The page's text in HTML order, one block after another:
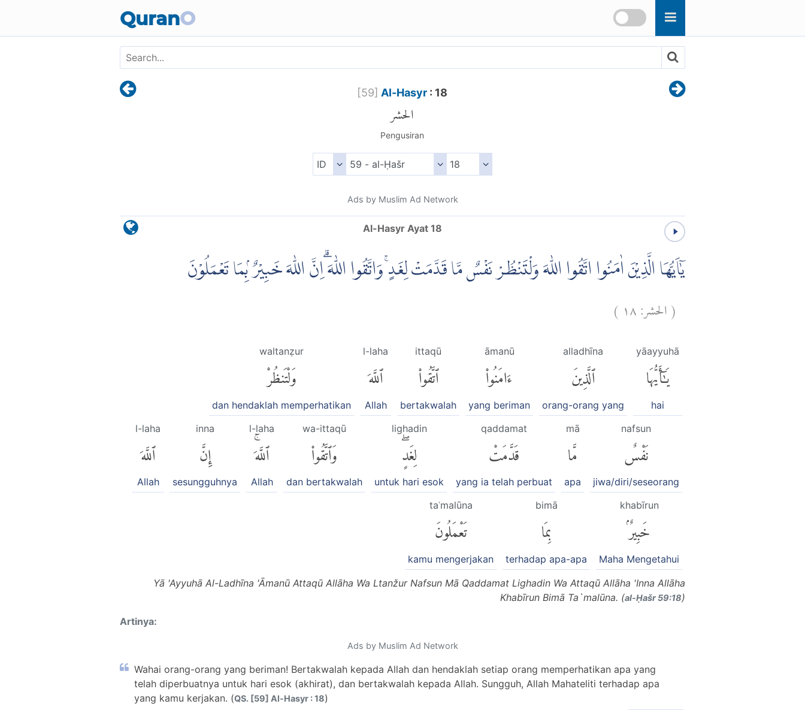
QuranO
[59] Al-Hasyr : 18
الحشر
Pengusiran
Ads by Muslim Ad Network
Al-Hasyr Ayat 18
يٰٓاَيُّهَا الَّذِيْنَ اٰمَنُوا اتَّقُوا اللّٰهَ وَلْتَنْظُرْ نَفْسٌ مَّا قَدَّمَتْ لِغَدٍۚ وَاتَّقُوا اللّٰهَ ۗاِنَّ اللّٰهَ خَبِيْرٌ ۢبِمَا تَعْمَلُوْنَ
(الحشر:١٨ )
yāayyuhā
يَٰٓأَيُّهَا
hai
alladhīna
ٱلَّذِينَ
orang-orang yang
āmanū
ءَامَنُوا۟
yang beriman
ittaqū
ٱتَّقُوا۟
bertakwalah
l-laha
ٱللَّهَ
Allah
waltanẓur
وَلْتَنظُرْ
dan hendaklah memperhatikan
nafsun
نَفْسٌ
jiwa/diri/seseorang
mā
مَّا
apa
qaddamat
قَدَّمَتْ
yang ia telah perbuat
lighadin
لِغَدٍۖ
untuk hari esok
wa-ittaqū
وَٱتَّقُوا۟
dan bertakwalah
l-laha
ٱللَّهَۚ
Allah
inna
إِنَّ
sesungguhnya
l-laha
ٱللَّهَ
Allah
khabīrun
خَبِيرٌۢ
Maha Mengetahui
bimā
بِمَا
terhadap apa-apa
taʿmalūna
تَعْمَلُونَ
kamu mengerjakan
Yā 'Ayyuhā Al-Ladhīna 'Āmanū Attaqū Allāha Wa Ltanžur Nafsun Mā Qaddamat Lighadin Wa Attaqū Allāha 'Inna Allāha
Khabīrun Bimā Ta`malūna. (al-Ḥašr 59:18)
Artinya:
Ads by Muslim Ad Network
Wahai orang-orang yang beriman! Bertakwalah kepada Allah dan hendaklah setiap orang memperhatikan apa yang
telah diperbuatnya untuk hari esok (akhirat), dan bertakwalah kepada Allah. Sungguh, Allah Mahateliti terhadap apa
yang kamu kerjakan. (QS. [59] Al-Hasyr : 18)